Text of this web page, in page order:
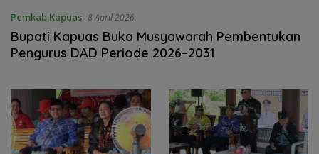
Pemkab Kapuas 8 April 2026
Bupati Kapuas Buka Musyawarah Pembentukan
Pengurus DAD Periode 2026–2031